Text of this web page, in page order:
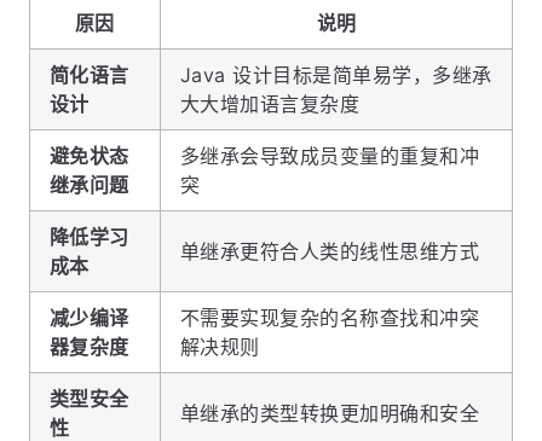
原因 说明
简化语言
设计
Java 设计目标是简单易学，多继承
大大增加语言复杂度
避免状态
继承问题
多继承会导致成员变量的重复和冲
突
降低学习
成本
单继承更符合人类的线性思维方式
减少编译
器复杂度
不需要实现复杂的名称查找和冲突
解决规则
类型安全
性
单继承的类型转换更加明确和安全